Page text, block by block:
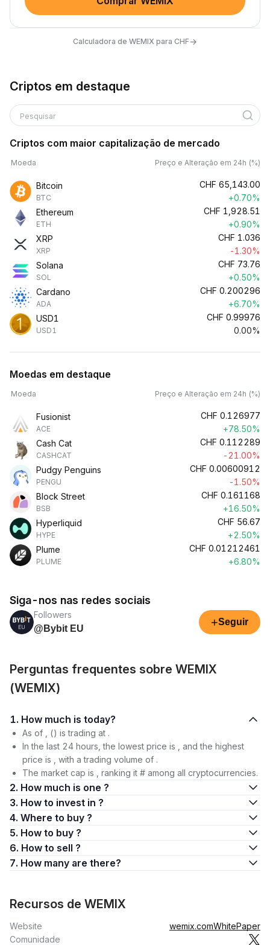
Calculadora de WEMIX para CHF→
Criptos em destaque
Pesquisar
Criptos com maior capitalização de mercado
Moeda Preço e Alteração em 24h (%)
Bitcoin
BTC
CHF 65,143.00
+0.70%
Ethereum
ETH
CHF 1,928.51
+0.90%
XRP
XRP
CHF 1.036
-1.30%
Solana
SOL
CHF 73.76
+0.50%
Cardano
ADA
CHF 0.200296
+6.70%
USD1
USD1
CHF 0.99976
0.00%
Moedas em destaque
Moeda Preço e Alteração em 24h (%)
Fusionist
ACE
CHF 0.126977
+78.50%
Cash Cat
CASHCAT
CHF 0.112289
-21.00%
Pudgy Penguins
PENGU
CHF 0.00600912
-1.50%
Block Street
BSB
CHF 0.161168
+16.50%
Hyperliquid
HYPE
CHF 56.67
+2.50%
Plume
PLUME
CHF 0.01212461
+6.80%
Siga-nos nas redes sociais
Followers
@Bybit EU
+Seguir
Perguntas frequentes sobre WEMIX
(WEMIX)
1. How much is today?
As of , () is trading at .
In the last 24 hours, the lowest price is , and the highest
price is , with a trading volume of .
The market cap is , ranking it # among all cryptocurrencies.
2. How much is one ?
3. How to invest in ?
4. Where to buy ?
5. How to buy ?
6. How to sell ?
7. How many are there?
Recursos de WEMIX
Website wemix.comWhitePaper
Comunidade